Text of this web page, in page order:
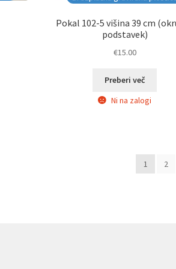
Pokal 102-5 višina 39 cm
podstavek)
€15.00
Preberi več
Ni na zalogi
1 2